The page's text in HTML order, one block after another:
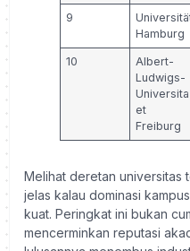
9
Hamburg
10
Albert-
Ludwigs-
Universita
et
Freiburg
Melihat deretan universitas
jelas kalau dominasi
kuat. Peringkat ini bukan
mencerminkan reputasi